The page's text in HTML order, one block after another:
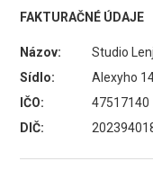
FAKTURAČNÉ ÚDAJE
Názov:
Studio
Sídlo:
Alexyho
IČO:
47517140
DIČ: